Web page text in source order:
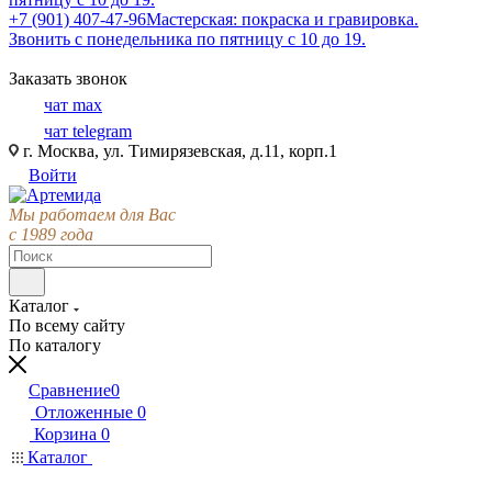
+7 (901) 407-47-96Мастерская: покраска и гравировка.
Звонить с понедельника по пятницу с 10 до 19.
Заказать звонок
чат max
чат telegram
г. Москва, ул. Тимирязевская, д.11, корп.1
Войти
Мы работаем для Вас
с 1989 года
Каталог
По всему сайту
По каталогу
Сравнение0
Отложенные 0
Корзина 0
Каталог